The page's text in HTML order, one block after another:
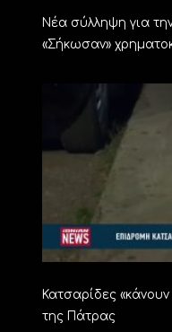
Νέα σύλληψη για
«Σήκωσαν»
Κατσαρίδες
της Πάτρας